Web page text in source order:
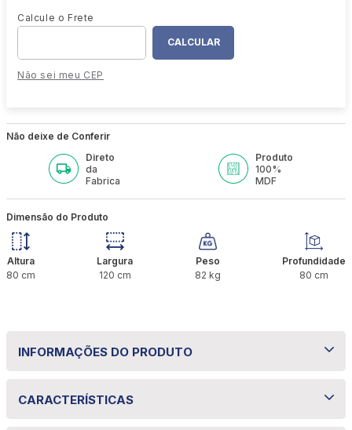
Não sei meu CEP
Não deixe de Conferir
Direto
da
Fabrica
Produto
100%
MDF
Dimensão do Produto
Altura
80 cm
Largura
120 cm
Peso
82 kg
Profundidade
80 cm
INFORMAÇÕES DO PRODUTO
Sala de Jantar Paola
CARACTERÍSTICAS